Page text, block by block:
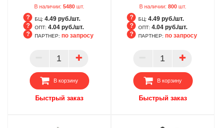
В наличии: 5480 шт.
БЦ: 4.49 руб./шт.
ОПТ: 4.04 руб./шт.
ПАРТНЕР
ПАРТНЕР: по запросу
В корзину
Быстрый заказ
В наличии: 800 шт.
БЦ: 4.49 руб./шт.
ОПТ: 4.04 руб./шт.
ПАРТНЕР
ПАРТНЕР: по запросу
В корзину
Быстрый заказ